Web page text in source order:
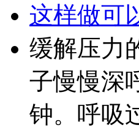
这样做可
缓解压力
子慢慢深
钟。呼吸